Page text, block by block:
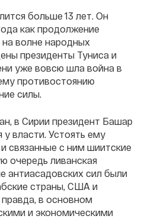
больше 13 лет. Он
как продолжение
на волне народных
президенты Туниса и
уже вовсю шла война в
противостоянию
силы.
в Сирии президент Башар
власти. Устоять ему
связанные с ним шиитские
очередь ливанская
антиасадовских сил были
страны, США и
в основном
и экономическими